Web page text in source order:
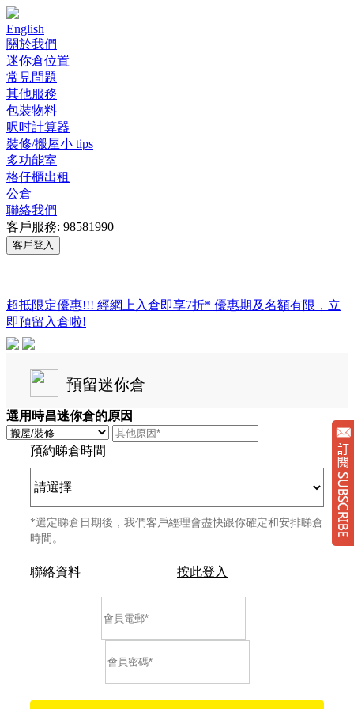
English
關於我們
迷你倉位置
常見問題
其他服務
包裝物料
呎吋計算器
裝修/搬屋小 tips
多功能室
格仔櫃出租
公倉
聯絡我們
客戶服務: 98581990
客戶登入
超抵限定優惠!!! 經網上入倉即享7折* 優惠期及名額有限，立
即預留入倉啦!
預留迷你倉
選用時昌迷你倉的原因
預約睇倉時間
*選定睇倉日期後，我們客戶經理會盡快跟你確定和安排睇倉
時間。
聯絡資料 按此登入